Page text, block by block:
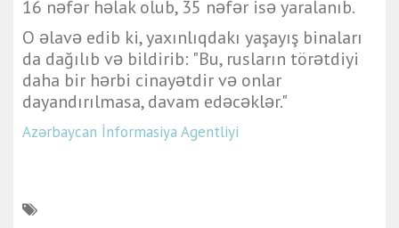
16 nəfər həlak olub, 35 nəfər isə yaralanıb.
O əlavə edib ki, yaxınlıqdakı yaşayış binaları
da dağılıb və bildirib: "Bu, rusların törətdiyi
daha bir hərbi cinayətdir və onlar
dayandırılmasa, davam edəcəklər."
Azərbaycan İnformasiya Agentliyi